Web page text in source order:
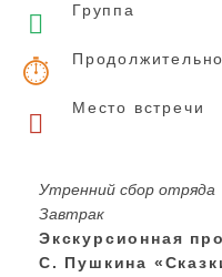
Группа
Место встречи
Утренний сбор отряда
Завтрак
Экскурсионная
С. Пушкина